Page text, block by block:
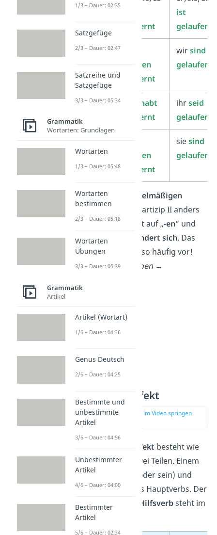
gelernt
ist
gelaufen
wir
haben
gelernt
wirsind
gelaufen
ihr
habt
gelernt
ihrseid
gelaufen
haben
gelernt
siesind
gelaufen
Wichtig:Bei
unregelmäßigen
Verbensieht das Partizip II anders
aus. Es endet meist auf „-en“ und
derWortstamm ändert sich. Das
kommt aber nicht so häufig vor!
➡️Beispiel:schreiben →
Plusquamperfekt
zur Stelle im Video springen
Plusquamperfekt besteht wie
das Perfekt aus zwei Teilen. Einem
Hilfsverb
(haben oder sein) und
demPartizip II
des Hauptverbs. Der
Unterschied: Das
Hilfsverbsteht im
Präteritum
1/3 – Dauer: 02:35
Satzgefüge
2/3 – Dauer: 02:47
Satzreihe und
Satzgefüge
3/3 – Dauer: 05:34
Grammatik
Wortarten: Grundlagen
Wortarten
1/3 – Dauer: 05:48
Wortarten
bestimmen
2/3 – Dauer: 05:18
Wortarten
Übungen
3/3 – Dauer: 05:39
Grammatik
Artikel
Artikel (Wortart)
1/6 – Dauer: 04:36
Genus Deutsch
2/6 – Dauer: 04:25
Bestimmte und
unbestimmte
Artikel
3/6 – Dauer: 04:56
Unbestimmter
Artikel
4/6 – Dauer: 04:00
Bestimmter
Artikel
5/6 – Dauer: 02:34